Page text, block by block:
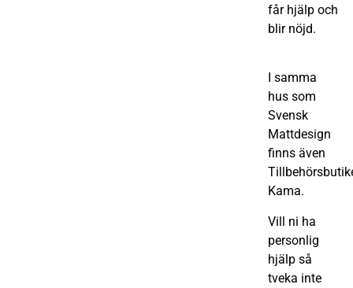
får hjälp och
blir nöjd.
I samma
hus som
Svensk
Mattdesign
finns även
Kama.
Vill ni ha
personlig
hjälp så
tveka inte